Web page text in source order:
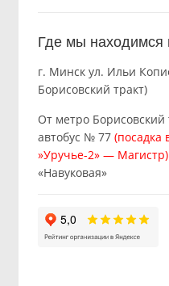
Где мы находимся
г. Минск ул. Ильи
Борисовский тракт)
От метро
автобус № 77 (посадка
»Уручье-2» — Магистр)
«Навуковая»